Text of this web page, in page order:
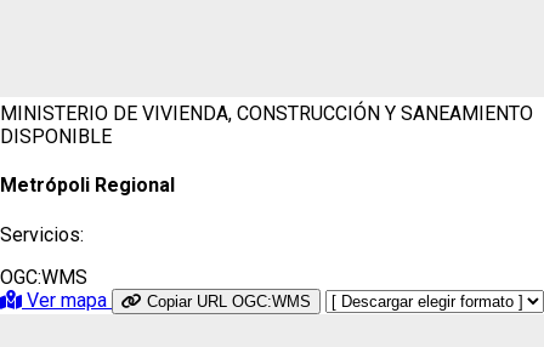
MINISTERIO DE VIVIENDA, CONSTRUCCIÓN Y SANEAMIENTO
DISPONIBLE
Metrópoli Regional
Servicios:
OGC:WMS
Ver mapa
Copiar URL OGC:WMS